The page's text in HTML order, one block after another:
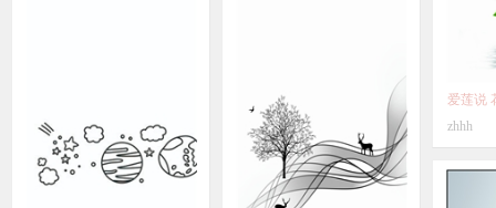
爱莲说
zhhh